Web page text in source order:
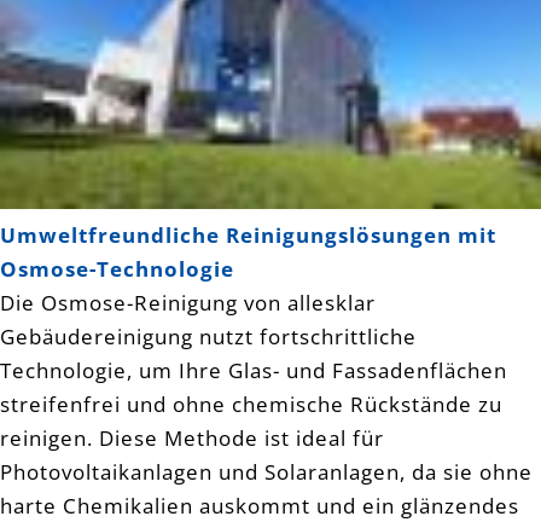
Umweltfreundliche Reinigungslösungen mit
Osmose-Technologie
Die Osmose-Reinigung von allesklar
Gebäudereinigung nutzt fortschrittliche
Technologie, um Ihre Glas- und Fassadenflächen
streifenfrei und ohne chemische Rückstände zu
reinigen. Diese Methode ist ideal für
Photovoltaikanlagen und Solaranlagen, da sie ohne
harte Chemikalien auskommt und ein glänzendes